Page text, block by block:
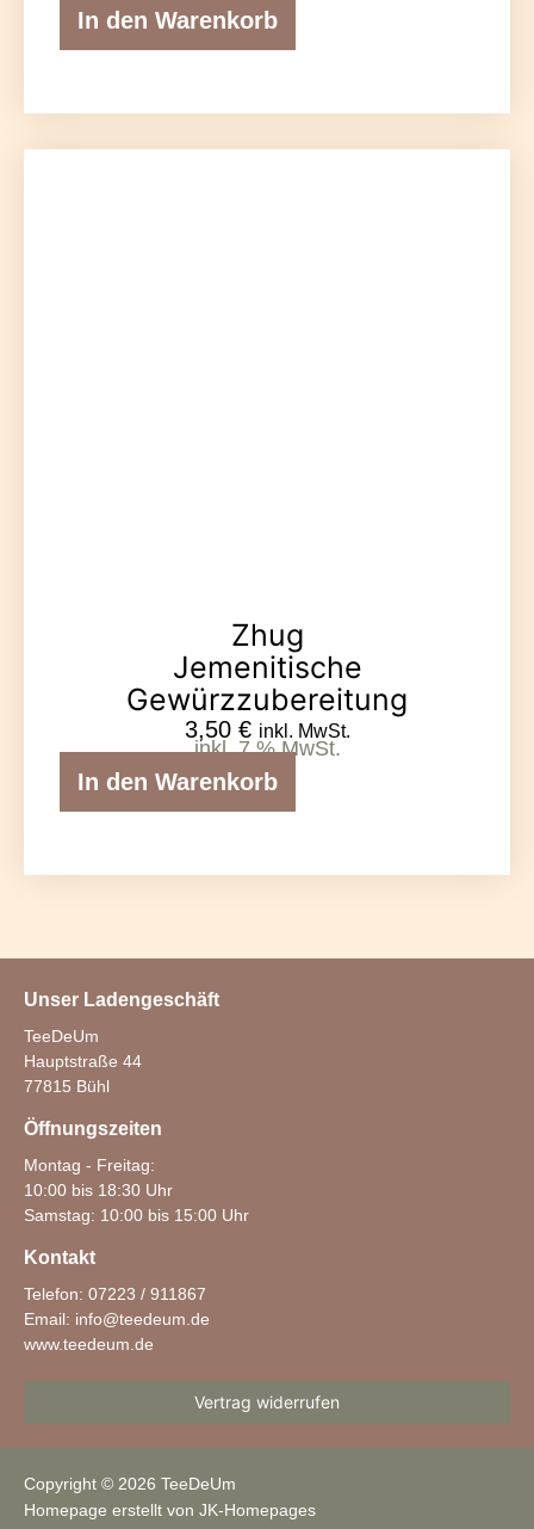
In den Warenkorb
Zhug
Jemenitische
Gewürzzubereitung
3,50 € inkl. MwSt.
inkl. 7 % MwSt.
In den Warenkorb
Unser Ladengeschäft
TeeDeUm
Hauptstraße 44
77815 Bühl
Öffnungszeiten
Montag - Freitag:
10:00 bis 18:30 Uhr
Samstag: 10:00 bis 15:00 Uhr
Kontakt
Telefon: 07223 / 911867
Email: info@teedeum.de
www.teedeum.de
Vertrag widerrufen
Copyright © 2026 TeeDeUm
Homepage erstellt von JK-Homepages